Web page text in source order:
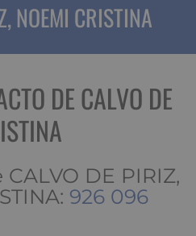
NOEMI CRISTINA
DE CALVO DE
DE PIRIZ,
926 096